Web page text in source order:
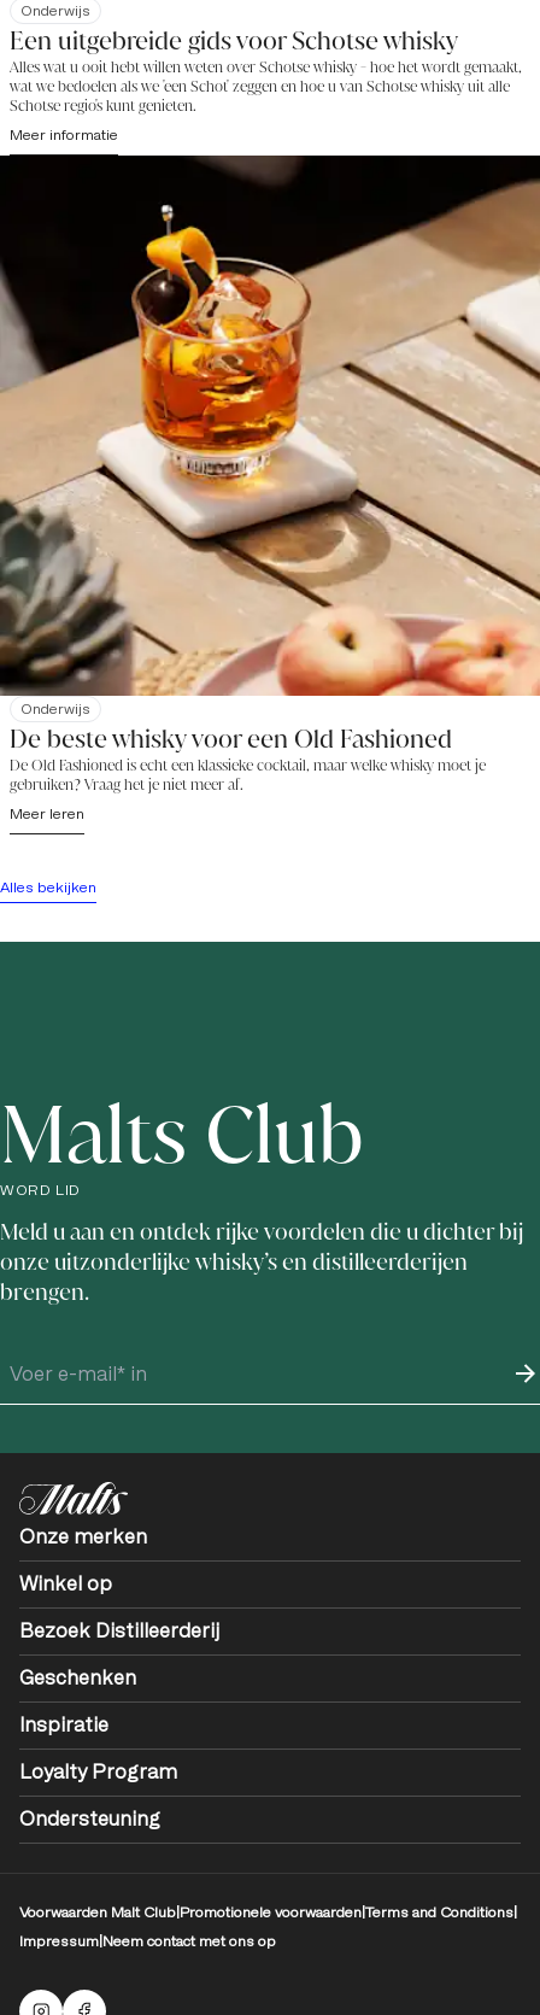
Onderwijs
Een uitgebreide gids voor Schotse whisky
Alles wat u ooit hebt willen weten over Schotse whisky - hoe het wordt gemaakt,
wat we bedoelen als we 'een Schot' zeggen en hoe u van Schotse whisky uit alle
Schotse regio's kunt genieten.
Meer informatie
Onderwijs
De beste whisky voor een Old Fashioned
De Old Fashioned is echt een klassieke cocktail, maar welke whisky moet je
gebruiken? Vraag het je niet meer af.
Meer leren
Alles bekijken
Malts Club
WORD LID
Meld u aan en ontdek rijke voordelen die u dichter bij
onze uitzonderlijke whisky’s en distilleerderijen
brengen.
Onze merken
Winkel op
Bezoek Distilleerderij
Geschenken
Inspiratie
Loyalty Program
Ondersteuning
Voorwaarden Malt Club Promotionele voorwaardenTerms and Conditions
Impressum Neem contact met ons op